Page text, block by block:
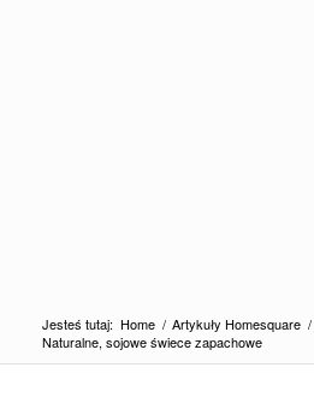
Jesteś tutaj: Home / Artykuły Homesquare /
Naturalne, sojowe świece zapachowe